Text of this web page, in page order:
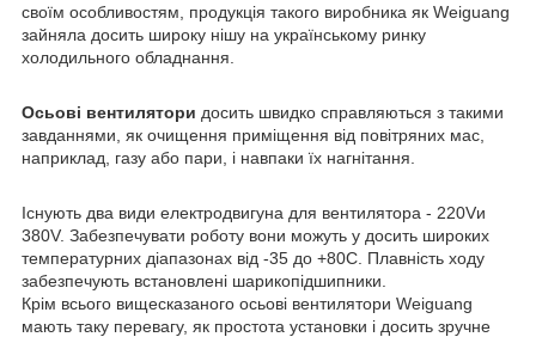
своїм особливостям, продукція такого виробника як Weiguang
зайняла досить широку нішу на українському ринку
холодильного обладнання.
Осьові вентилятори досить швидко справляються з такими
завданнями, як очищення приміщення від повітряних мас,
наприклад, газу або пари, і навпаки їх нагнітання.
Існують два види електродвигуна для вентилятора - 220Vи
380V. Забезпечувати роботу вони можуть у досить широких
температурних діапазонах від -35 до +80С. Плавність ходу
забезпечують встановлені шарикопідшипники.
Крім всього вищесказаного осьові вентилятори Weiguang
мають таку перевагу, як простота установки і досить зручне